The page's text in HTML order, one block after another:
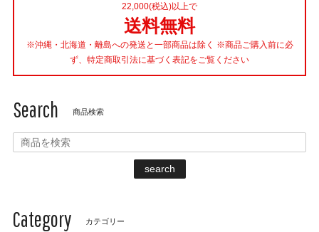
22,000(税込)以上で
送料無料
※沖縄・北海道・離島への発送と一部商品は除く ※商品ご購入前に必
ず、特定商取引法に基づく表記をご覧ください
Search 商品検索
search
Category カテゴリー